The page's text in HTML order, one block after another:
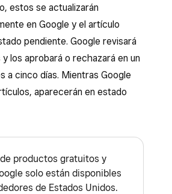
estos se actualizarán
en Google y el artículo
pendiente. Google revisará
los aprobará o rechazará en un
a cinco días. Mientras Google
aparecerán en estado
productos gratuitos y
solo están disponibles
de Estados Unidos.